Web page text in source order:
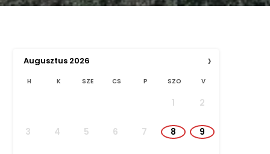
›
Augusztus 2026
H K SZE CS P SZO V
1 2
3 4 5 6 7 8 9